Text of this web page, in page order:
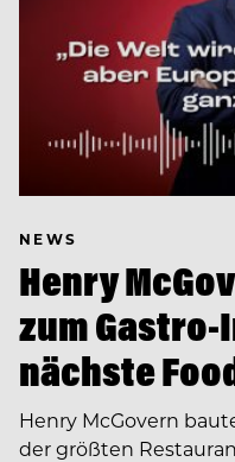
NEWS
Henry
zum
nächste
Henry McGovern
der größten